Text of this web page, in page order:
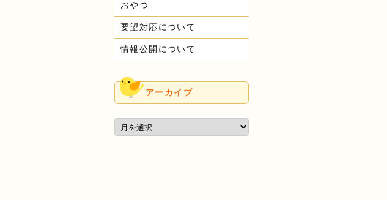
おやつ
要望対応について
情報公開について
アーカイブ